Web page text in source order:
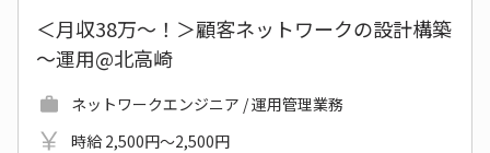
＜月収38万～！＞顧客ネットワークの設計構築
～運用@北高崎
ネットワークエンジニア / 運用管理業務
時給 2,500円～2,500円